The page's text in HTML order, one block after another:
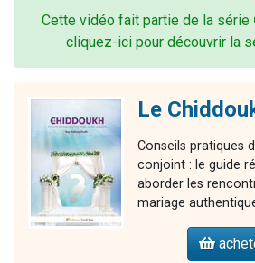
Cette vidéo fait partie de la série
cliquez-ici pour découvrir la
Le
Conseils pratiques
conjoint : le guide
aborder les
mariage